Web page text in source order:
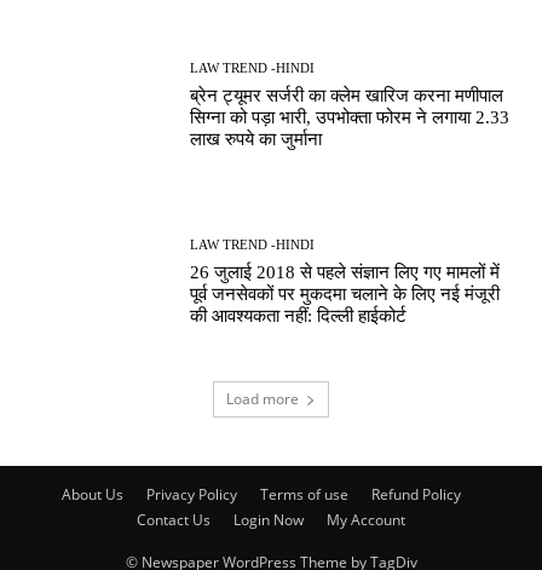
LAW TREND -HINDI
ब्रेन ट्यूमर सर्जरी का क्लेम खारिज करना मणीपाल
सिग्ना को पड़ा भारी, उपभोक्ता फोरम ने लगाया 2.33
लाख रुपये का जुर्माना
LAW TREND -HINDI
26 जुलाई 2018 से पहले संज्ञान लिए गए मामलों में
पूर्व जनसेवकों पर मुकदमा चलाने के लिए नई मंजूरी
की आवश्यकता नहीं: दिल्ली हाईकोर्ट
Load more
About Us Privacy Policy Terms of use
Refund Policy
Contact Us
Login Now My Account
© Newspaper WordPress Theme by TagDiv